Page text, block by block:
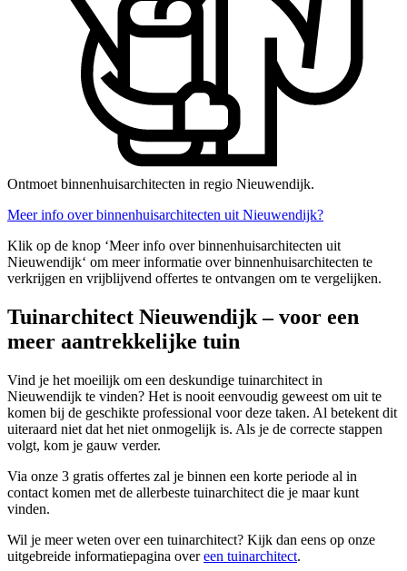
Ontmoet binnenhuisarchitecten in regio Nieuwendijk.
Meer info over binnenhuisarchitecten uit Nieuwendijk?
Klik op de knop ‘Meer info over binnenhuisarchitecten uit
Nieuwendijk‘ om meer informatie over binnenhuisarchitecten te
verkrijgen en vrijblijvend offertes te ontvangen om te vergelijken.
Tuinarchitect Nieuwendijk – voor een
meer aantrekkelijke tuin
Vind je het moeilijk om een deskundige tuinarchitect in
Nieuwendijk te vinden? Het is nooit eenvoudig geweest om uit te
komen bij de geschikte professional voor deze taken. Al betekent dit
uiteraard niet dat het niet onmogelijk is. Als je de correcte stappen
volgt, kom je gauw verder.
Via onze 3 gratis offertes zal je binnen een korte periode al in
contact komen met de allerbeste tuinarchitect die je maar kunt
vinden.
Wil je meer weten over een tuinarchitect? Kijk dan eens op onze
uitgebreide informatiepagina overeen tuinarchitect.